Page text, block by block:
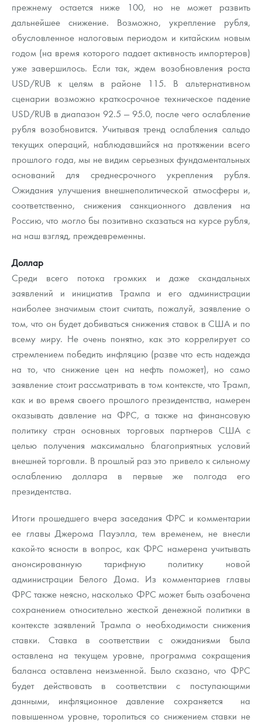
Жетоны "Необыкновенные обитатели глубин"
Ювелирные изделия
Русская нумизматика
Золотая карманная галерея
Наборы подарочных и коллекционных монет
Монеты и жетоны из недрагоценных металлов
Книги по нумизматике
Политика использования Cookies
Положение по обработке и защите персональных данных
прежнему остается ниже 100, но не может развить
дальнейшее снижение. Возможно, укрепление рубля,
обусловленное налоговым периодом и китайским новым
годом (на время которого падает активность импортеров)
уже завершилось. Если так, ждем возобновления роста
USD/RUB к целям в районе 115. В альтернативном
сценарии возможно краткосрочное техническое падение
USD/RUB в диапазон 92.5 — 95.0, после чего ослабление
рубля возобновится. Учитывая тренд ослабления сальдо
текущих операций, наблюдавшийся на протяжении всего
прошлого года, мы не видим серьезных фундаментальных
оснований для среднесрочного укрепления рубля.
Ожидания улучшения внешнеполитической атмосферы и,
соответственно, снижения санкционного давления на
Россию, что могло бы позитивно сказаться на курсе рубля,
на наш взгляд, преждевременны.
Доллар
Среди всего потока громких и даже скандальных
заявлений и инициатив Трампа и его администрации
наиболее значимым стоит считать, пожалуй, заявление о
том, что он будет добиваться снижения ставок в США и по
всему миру. Не очень понятно, как это коррелирует со
стремлением победить инфляцию (разве что есть надежда
на то, что снижение цен на нефть поможет), но само
заявление стоит рассматривать в том контексте, что Трамп,
как и во время своего прошлого президентства, намерен
оказывать давление на ФРС, а также на финансовую
политику стран основных торговых партнеров США с
целью получения максимально благоприятных условий
внешней торговли. В прошлый раз это привело к сильному
ослаблению доллара в первые же полгода его
президентства.
Итоги прошедшего вчера заседания ФРС и комментарии
ее главы Джерома Пауэлла, тем временем, не внесли
какой-то ясности в вопрос, как ФРС намерена учитывать
анонсированную тарифную политику новой
администрации Белого Дома. Из комментариев главы
ФРС также неясно, насколько ФРС может быть озабочена
сохранением относительно жесткой денежной политики в
контексте заявлений Трампа о необходимости снижения
ставки. Ставка в соответствии с ожиданиями была
оставлена на текущем уровне, программа сокращения
баланса оставлена неизменной. Было сказано, что ФРС
будет действовать в соответствии с поступающими
данными, инфляционное давление сохраняется на
повышенном уровне, торопиться со снижением ставки не